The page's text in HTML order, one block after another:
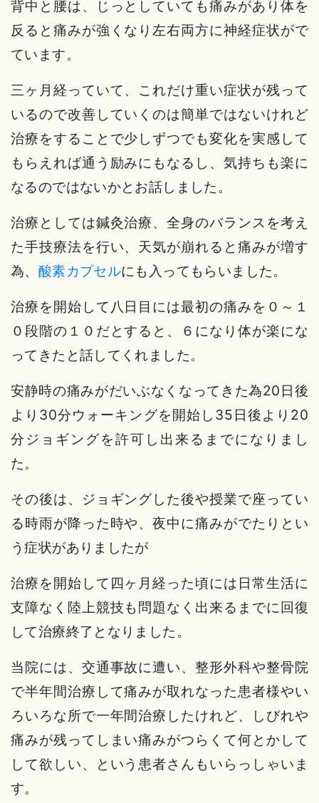
背中と腰は、じっとしていても痛みがあり体を
反ると痛みが強くなり左右両方に神経症状がで
ています。
三ヶ月経っていて、これだけ重い症状が残って
いるので改善していくのは簡単ではないけれど
治療をすることで少しずつでも変化を実感して
もらえれば通う励みにもなるし、気持ちも楽に
なるのではないかとお話しました。
治療としては鍼灸治療、全身のバランスを考え
た手技療法を行い、天気が崩れると痛みが増す
為、 酸素カプセルにも入ってもらいました。
治療を開始して八日目には最初の痛みを０～１
０段階の１０だとすると、６になり体が楽にな
ってきたと話してくれました。
安静時の痛みがだいぶなくなってきた為20日後
より30分ウォーキングを開始し35日後より20
分ジョギングを許可し出来るまでになりまし
た。
その後は、ジョギングした後や授業で座ってい
る時雨が降った時や、夜中に痛みがでたりとい
う症状がありましたが
治療を開始して四ヶ月経った頃には日常生活に
支障なく陸上競技も問題なく出来るまでに回復
して治療終了となりました。
当院には、交通事故に遭い、整形外科や整骨院
で半年間治療して痛みが取れなった患者様やい
ろいろな所で一年間治療したけれど、しびれや
痛みが残ってしまい痛みがつらくて何とかして
して欲しい、という患者さんもいらっしゃいま
す。